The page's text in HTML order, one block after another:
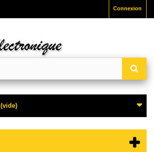
Connexion
(vide)